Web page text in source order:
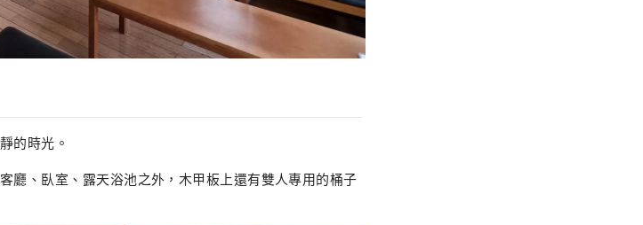
的時光。
廳、臥室、露天浴池之外，木甲板上還有雙人專用的桶子